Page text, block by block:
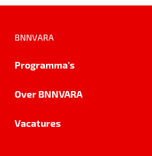
BNNVARA
Programma's
Over BNNVARA
Vacatures